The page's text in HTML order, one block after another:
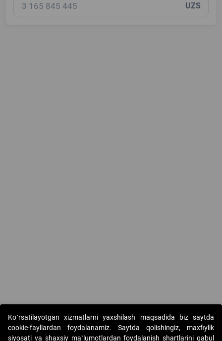
UZS
Ko`rsatilayotgan xizmatlarni yaxshilash maqsadida biz saytda
cookie-fayllardan foydalanamiz. Saytda qolishingiz, maxfiylik
siyosati va shaxsiy ma`lumotlardan foydalanish shartlarini qabul